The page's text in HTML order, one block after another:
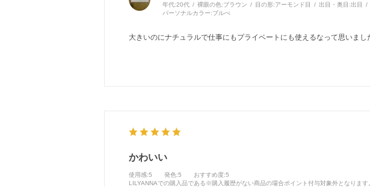
年代:20代 裸眼の色:ブラウン 目の形:アーモンド目 出目・奥目:出目
パーソナルカラー:ブルべ
大きいのにナチュラルで仕事にもプライベートにも使えるなって思いま
かわいい
使用感:5 発色:5 おすすめ度:5
LILYANNAでの購入品である※購入履歴がない商品の場合ポイント付与対象外となります